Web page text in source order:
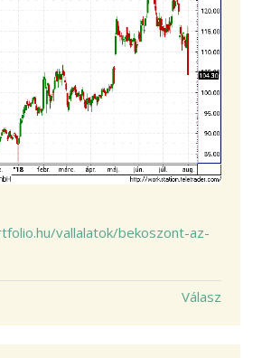
vallalatok/bekoszont-az-
Válasz